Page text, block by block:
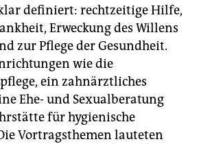
definiert: rechtzeitige Hilfe,
Erweckung des Willens
zur Pflege der Gesundheit.
wie die
ein zahnärztliches
Ehe- und Sexualberatung
für hygienische
Vortragsthemen lauteten